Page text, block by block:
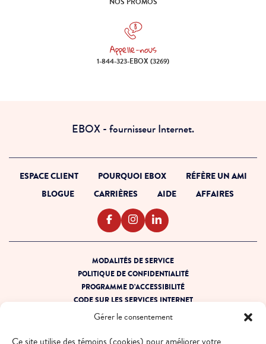
Gérer le consentement
Appelle-nous
Appelle-nous 1-844-323-EBOX
1-844-323-EBOX (3269)
EBOX - fournisseur Internet.
ESPACE CLIENT POURQUOI EBOX
RÉFÈRE UN AMI
BLOGUE
CARRIÈRES AIDE AFFAIRES
MODALITÉS DE SERVICE
POLITIQUE DE CONFIDENTIALITÉ
PROGRAMME D’ACCESSIBILITÉ
CODE SUR LES SERVICES INTERNET
PRÊT POUR LA PANNE